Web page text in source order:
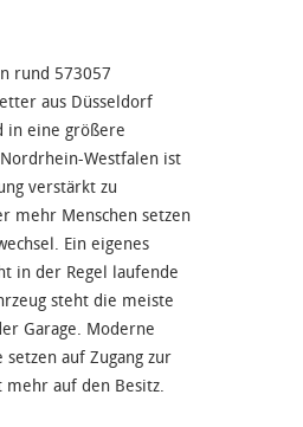
rund 573057
aus Düsseldorf
in eine größere
Westfalen ist
verstärkt zu
mehr Menschen setzen
Ein eigenes
in der Regel laufende
steht die meiste
Garage. Moderne
auf Zugang zur
auf den Besitz.